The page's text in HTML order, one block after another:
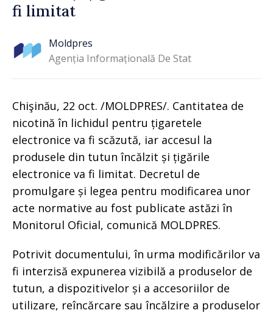
fi limitat
Moldpres
Agenția Informațională De Stat
Chişinău, 22 oct. /MOLDPRES/. Cantitatea de
nicotină în lichidul pentru țigaretele
electronice va fi scăzută, iar accesul la
produsele din tutun încălzit și țigările
electronice va fi limitat. Decretul de
promulgare și legea pentru modificarea unor
acte normative au fost publicate astăzi în
Monitorul Oficial, comunică MOLDPRES.
Potrivit documentului, în urma modificărilor va
fi interzisă expunerea vizibilă a produselor de
tutun, a dispozitivelor și a accesoriilor de
utilizare, reîncărcare sau încălzire a produselor